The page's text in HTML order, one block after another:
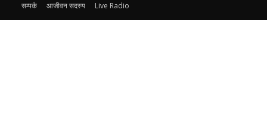
सम्पर्क
आजीवन सदस्य Live Radio